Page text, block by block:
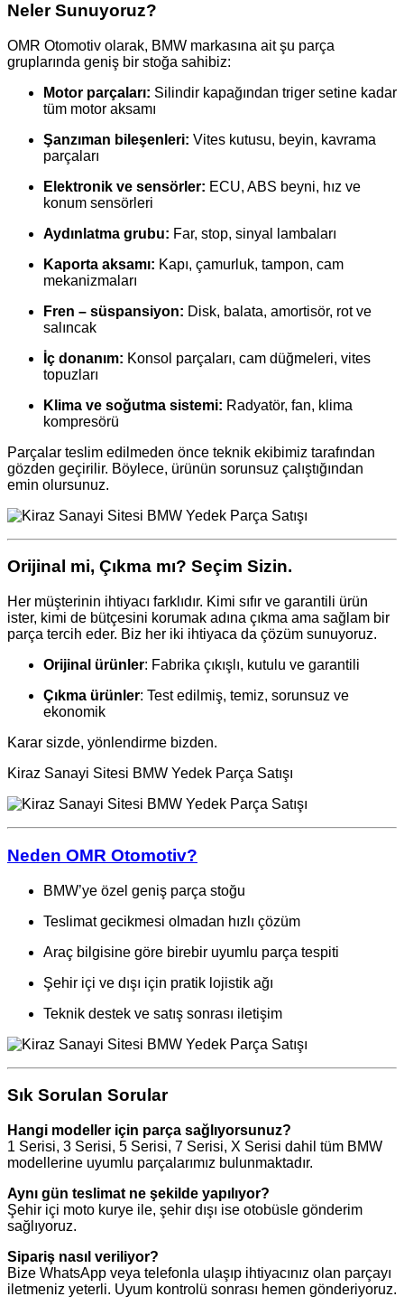
Neler Sunuyoruz?
OMR Otomotiv olarak, BMW markasına ait şu parça
gruplarında geniş bir stoğa sahibiz:
Motor parçaları: Silindir kapağından triger setine kadar
tüm motor aksamı
Şanzıman bileşenleri: Vites kutusu, beyin, kavrama
parçaları
Elektronik ve sensörler: ECU, ABS beyni, hız ve
konum sensörleri
Aydınlatma grubu: Far, stop, sinyal lambaları
Kaporta aksamı: Kapı, çamurluk, tampon, cam
mekanizmaları
Fren – süspansiyon: Disk, balata, amortisör, rot ve
salıncak
İç donanım: Konsol parçaları, cam düğmeleri, vites
topuzları
Klima ve soğutma sistemi: Radyatör, fan, klima
kompresörü
Parçalar teslim edilmeden önce teknik ekibimiz tarafından
gözden geçirilir. Böylece, ürünün sorunsuz çalıştığından
emin olursunuz.
Orijinal mi, Çıkma mı? Seçim Sizin.
Her müşterinin ihtiyacı farklıdır. Kimi sıfır ve garantili ürün
ister, kimi de bütçesini korumak adına çıkma ama sağlam bir
parça tercih eder. Biz her iki ihtiyaca da çözüm sunuyoruz.
Orijinal ürünler: Fabrika çıkışlı, kutulu ve garantili
Çıkma ürünler: Test edilmiş, temiz, sorunsuz ve
ekonomik
Karar sizde, yönlendirme bizden.
Kiraz Sanayi Sitesi BMW Yedek Parça Satışı
Neden OMR Otomotiv?
BMW’ye özel geniş parça stoğu
Teslimat gecikmesi olmadan hızlı çözüm
Araç bilgisine göre birebir uyumlu parça tespiti
Şehir içi ve dışı için pratik lojistik ağı
Teknik destek ve satış sonrası iletişim
Sık Sorulan Sorular
Hangi modeller için parça sağlıyorsunuz?
1 Serisi, 3 Serisi, 5 Serisi, 7 Serisi, X Serisi dahil tüm BMW
modellerine uyumlu parçalarımız bulunmaktadır.
Aynı gün teslimat ne şekilde yapılıyor?
Şehir içi moto kurye ile, şehir dışı ise otobüsle gönderim
sağlıyoruz.
Sipariş nasıl veriliyor?
Bize WhatsApp veya telefonla ulaşıp ihtiyacınız olan parçayı
iletmeniz yeterli. Uyum kontrolü sonrası hemen gönderiyoruz.